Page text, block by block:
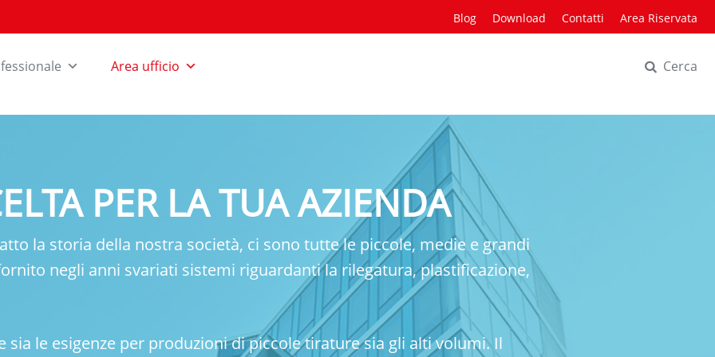
Blog Download Contatti Area Riservata
Area ufficio Cerca
PER LA TUA AZIENDA
la storia della nostra società, ci sono tutte le piccole, medie e grandi
negli anni svariati sistemi riguardanti la rilegatura, plastificazione,
sia le esigenze per produzioni di piccole tirature sia gli alti volumi. Il